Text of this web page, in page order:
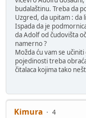
budalaštinu. Treba da
Uzgred, da upitam : da
Ispada da je
da Adolf od čudovišta
namerno ?
Možda ću vam se
pojedinosti treba
čitalaca kojima tako
Kimura
4